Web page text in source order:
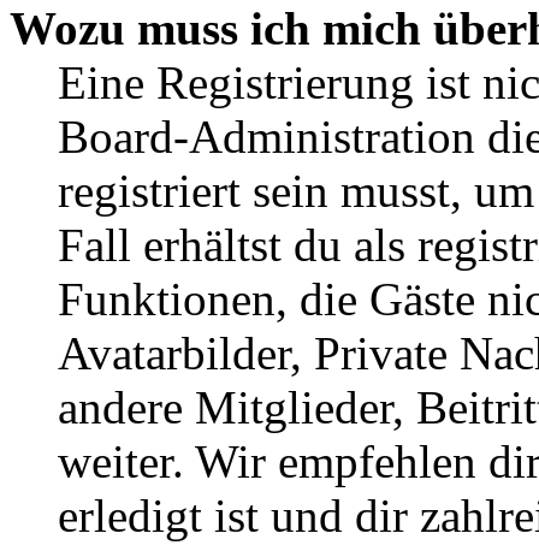
Wozu muss ich mich
Eine Registrierung ist
Board-Administration
registriert sein musst,
Fall erhältst du als
Funktionen, die Gäste
Avatarbilder, Private
andere Mitglieder,
weiter. Wir empfehlen
erledigt ist und dir